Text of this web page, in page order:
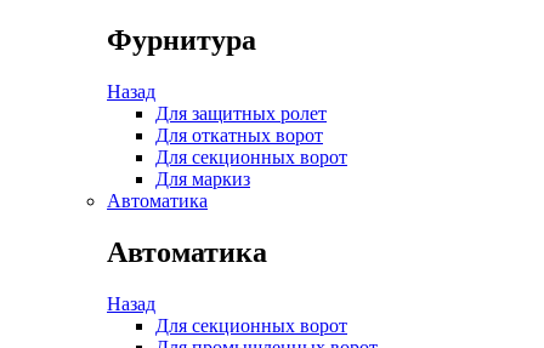
Фурнитура
Назад
Для защитных ролет
Для откатных ворот
Для секционных ворот
Для маркиз
Автоматика
Автоматика
Назад
Для секционных ворот